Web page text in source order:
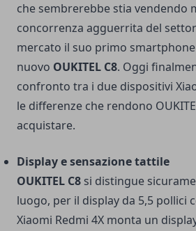
che sembrerebbe stia
concorrenza agguerrita del
mercato il suo primo
nuovo OUKITEL C8. Oggi
confronto tra i due dispositivi
le differenze che rendono
acquistare.
Display e sensazione tattile
OUKITEL C8 si distingue
luogo, per il display da 5,5
Xiaomi Redmi 4X monta un